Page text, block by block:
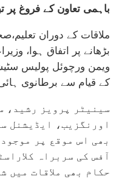
باہمی تعاون کے فروغ پر
ملاقات کے دوران
بڑھانے پر اتفاق ہوا،
ویمن ورچوئل پولیس
کے قیام سے برطانوی
سینیٹر پرویز رشید،
اورنگزیب، ایڈیشنل
بھی اس موقع پر
آفس کی سربراہ
حکام بھی ملاقات میں